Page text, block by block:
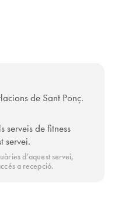
de Sant Ponç.
serveis de fitness
servei.
d’aquest servei,
a recepció.